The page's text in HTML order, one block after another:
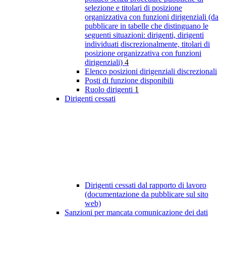
selezione e titolari di posizione
organizzativa con funzioni dirigenziali (da
pubblicare in tabelle che distinguano le
seguenti situazioni: dirigenti, dirigenti
individuati discrezionalmente, titolari di
posizione organizzativa con funzioni
dirigenziali) 4
Elenco posizioni dirigenziali discrezionali
Posti di funzione disponibili
Ruolo dirigenti 1
Dirigenti cessati
Dirigenti cessati dal rapporto di lavoro
(documentazione da pubblicare sul sito
web)
Sanzioni per mancata comunicazione dei dati